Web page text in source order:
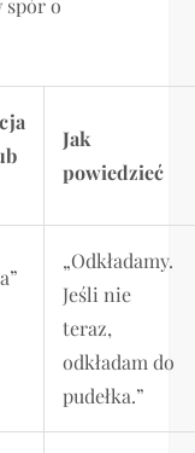
spór o
Jak
powiedzieć
„Odkładamy.
Jeśli nie
teraz,
odkładam do
pudełka.”